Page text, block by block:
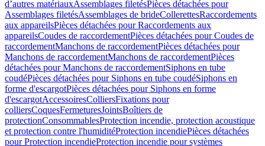
d’autres matériauxAssemblages filetésPièces détachées pour
Assemblages filetésAssemblages de brideCollerettesRaccordements
aux appareilsPièces détachées pour Raccordements aux
appareilsCoudes de raccordementPièces détachées pour Coudes de
raccordementManchons de raccordementPièces détachées pour
Manchons de raccordementManchons de raccordementPièces
détachées pour Manchons de raccordementSiphons en tube
coudéPièces détachées pour Siphons en tube coudéSiphons en
forme d'escargotPièces détachées pour Siphons en forme
d'escargotAccessoiresColliersFixations pour
colliersCoquesFermeturesJointsBoîtiers de
protectionConsommablesProtection incendie, protection acoustique
et protection contre l'humiditéProtection incendiePièces détachées
pour Protection incendieProtection incendie pour systèmes